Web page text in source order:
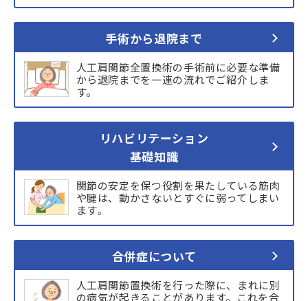
手術から退院まで
人工肩関節全置換術の手術前に必要な準備
から退院までを一連の流れでご紹介しま
す。
リハビリテーション
基礎知識
関節の安定を保つ役割を果たしている筋肉
や腱は、動かさないとすぐに弱ってしまい
ます。
合併症について
人工肩関節置換術を行った際に、まれに別
の病気が起きることがあります。これを合